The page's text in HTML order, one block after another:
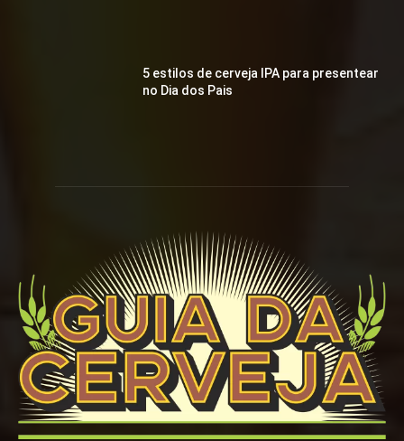
5 estilos de cerveja IPA para presentear
no Dia dos Pais